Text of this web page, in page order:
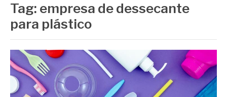
Tag: empresa de dessecante
para plástico